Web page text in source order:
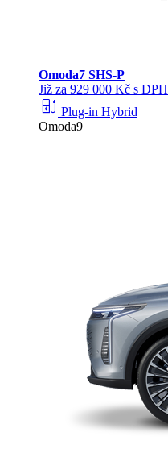
Omoda7 SHS-P
Již za 929 000 Kč s DPH
ev_station Plug-in Hybrid
Omoda9